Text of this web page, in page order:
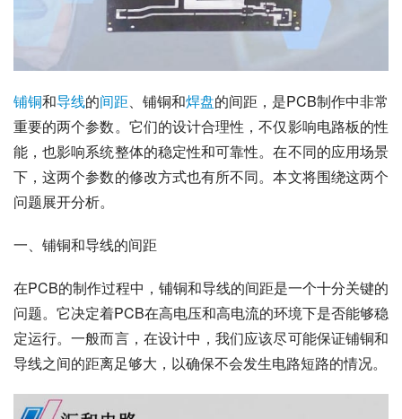
铺铜和导线的间距、铺铜和焊盘的间距，是PCB制作中非常
重要的两个参数。它们的设计合理性，不仅影响电路板的性
能，也影响系统整体的稳定性和可靠性。在不同的应用场景
下，这两个参数的修改方式也有所不同。本文将围绕这两个
问题展开分析。
一、铺铜和导线的间距
在PCB的制作过程中，铺铜和导线的间距是一个十分关键的
问题。它决定着PCB在高电压和高电流的环境下是否能够稳
定运行。一般而言，在设计中，我们应该尽可能保证铺铜和
导线之间的距离足够大，以确保不会发生电路短路的情况。